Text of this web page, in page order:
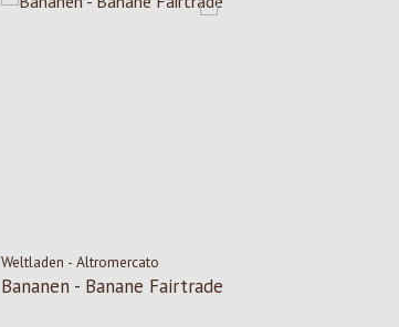
Weltladen - Altromercato
Bananen - Banane Fairtrade